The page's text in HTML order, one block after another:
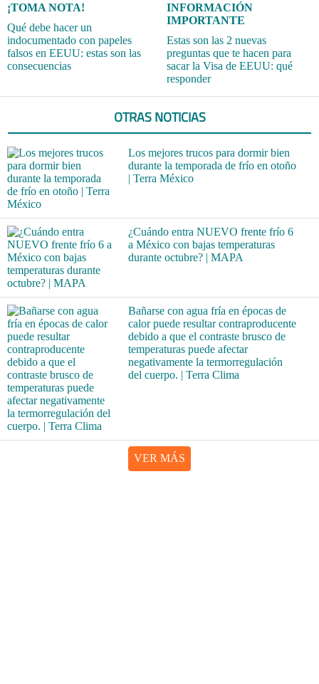
¡TOMA NOTA!
Qué debe hacer un
indocumentado con papeles
falsos en EEUU: estas son las
consecuencias
INFORMACIÓN
IMPORTANTE
Estas son las 2 nuevas
preguntas que te hacen para
sacar la Visa de EEUU: qué
responder
OTRAS NOTICIAS
Los mejores trucos para dormir bien
durante la temporada de frío en otoño
| Terra México
¿Cuándo entra NUEVO frente frío 6
a México con bajas temperaturas
durante octubre? | MAPA
Bañarse con agua fría en épocas de
calor puede resultar contraproducente
debido a que el contraste brusco de
temperaturas puede afectar
negativamente la termorregulación
del cuerpo. | Terra Clima
VER MÁS